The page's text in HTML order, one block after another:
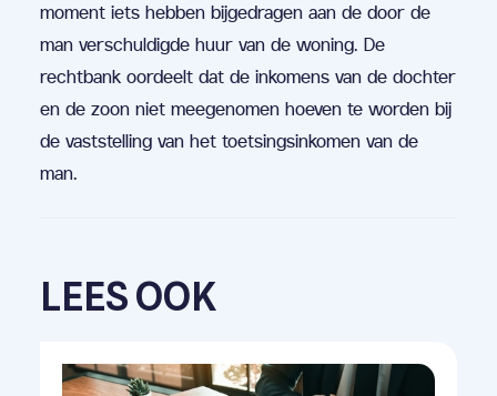
moment iets hebben bijgedragen aan de door de
man verschuldigde huur van de woning. De
rechtbank oordeelt dat de inkomens van de dochter
en de zoon niet meegenomen hoeven te worden bij
de vaststelling van het toetsingsinkomen van de
man.
LEES OOK